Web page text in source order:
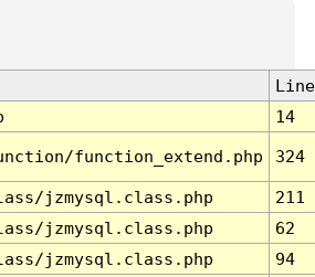
Line
14
function_extend.php 324
jzmysql.class.php
211
jzmysql.class.php
62
jzmysql.class.php
94